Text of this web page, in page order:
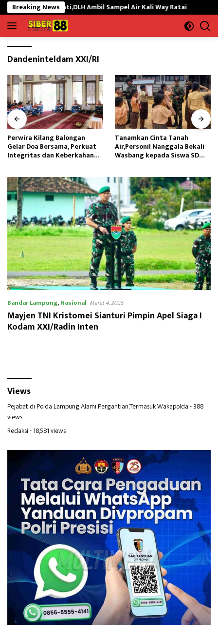
Langsung
ke
konten
Breaking News
Ikan Mati,DLH Ambil Sampel Air Kali Way Ratai
Dandeninteldam XXI/RI
Perwira Kilang Balongan
Gelar Doa Bersama, Perkuat
Integritas dan Keberkahan
Tanamkan Cinta Tanah
Air,Personil Nanggala Bekali
Wasbang kepada Siswa SD
Bandar Lampung,Nasional Maret 4, 2026
Mayjen TNI Kristomei Sianturi Pimpin Apel Siaga I
Kodam XXI/Radin Inten
Views
Pejabat di Polda Lampung Alami Pergantian,Termasuk Wakapolda- 388
views
Redaksi- 18,581 views